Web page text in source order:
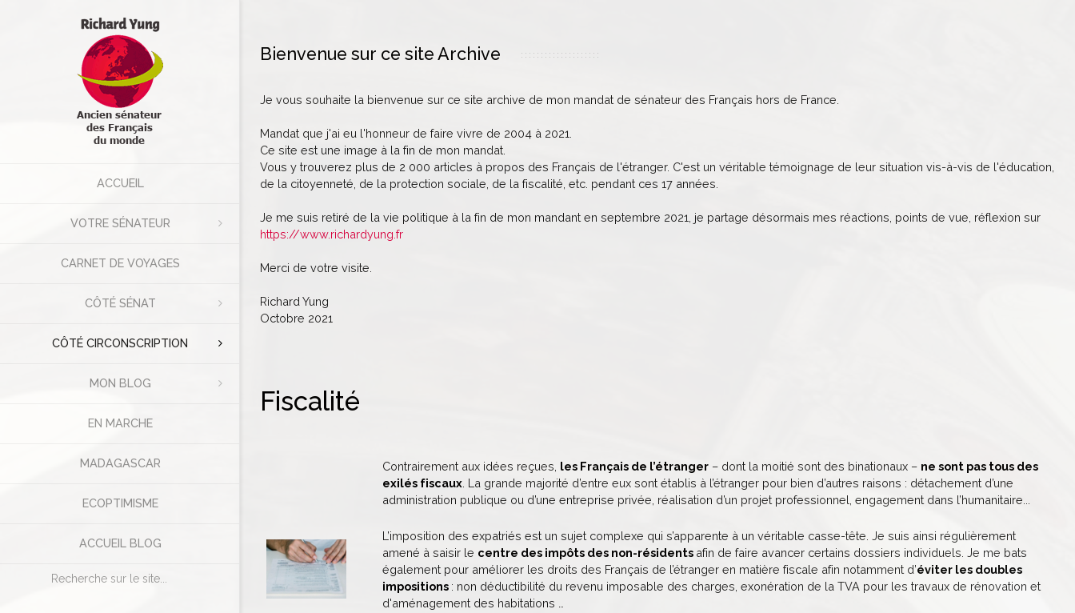
ACCUEIL
VOTRE SÉNATEUR
CARNET DE VOYAGES
CÔTÉ SÉNAT
CÔTÉ CIRCONSCRIPTION
MON BLOG
EN MARCHE
MADAGASCAR
ECOPTIMISME
ACCUEIL BLOG
Rechercher
Bienvenue sur ce site Archive
Je vous souhaite la bienvenue sur ce site archive de mon mandat de sénateur des Français hors de France.
Mandat que j'ai eu l'honneur de faire vivre de 2004 à 2021.
Ce site est une image à la fin de mon mandat.
Vous y trouverez plus de 2 000 articles à propos des Français de l'étranger. C'est un véritable témoignage de leur situation vis-à-vis de l'éducation,
de la citoyenneté, de la protection sociale, de la fiscalité, etc. pendant ces 17 années.
Je me suis retiré de la vie politique à la fin de mon mandant en septembre 2021, je partage désormais mes réactions, points de vue, réflexion sur
https://www.richardyung.fr
Merci de votre visite.
Richard Yung
Octobre 2021
Fiscalité
Contrairement aux idées reçues, les Français de l’étranger – dont la moitié sont des binationaux – ne sont pas tous des
exilés fiscaux . La grande majorité d’entre eux sont établis à l’étranger pour bien d’autres raisons : détachement d’une
administration publique ou d’une entreprise privée, réalisation d’un projet professionnel, engagement dans l’humanitaire...
L’imposition des expatriés est un sujet complexe qui s’apparente à un véritable casse-tête. Je suis ainsi régulièrement
amené à saisir le centre des impôts des non-résidents afin de faire avancer certains dossiers individuels. Je me bats
également pour améliorer les droits des Français de l’étranger en matière fiscale afin notamment d’éviter les doubles
impositions : non déductibilité du revenu imposable des charges, exonération de la TVA pour les travaux de rénovation et
d'aménagement des habitations …